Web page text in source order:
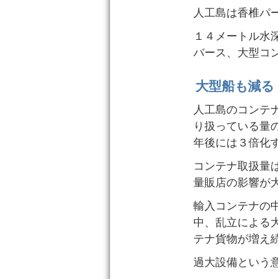
人工島は香椎パ
１４メートル水
バース、大型コ
大型船も減る
人工島のコンテ
り扱っている量
年後には３倍化
コンテナ取扱量
量販店の影響が
輸入コンテナの
中、乱立による
テナ貨物が増え
過大設備という